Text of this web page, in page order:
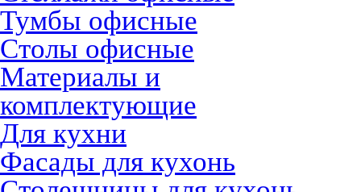
Тумбы офисные
Столы офисные
Материалы и
комплектующие
Для кухни
Фасады для кухонь